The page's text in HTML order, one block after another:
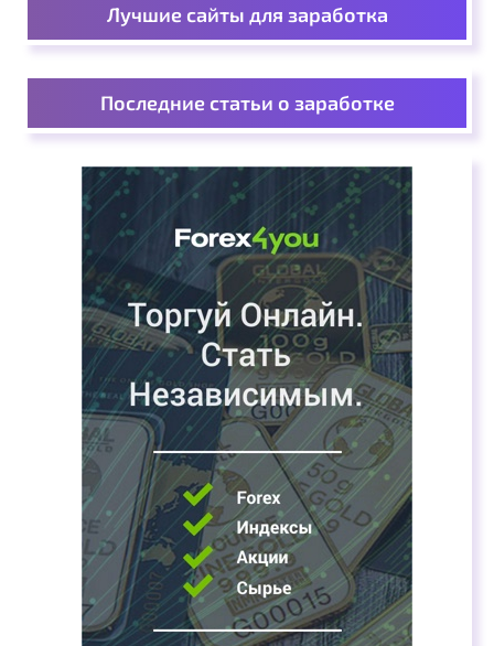
Лучшие сайты для заработка
Последние статьи о заработке